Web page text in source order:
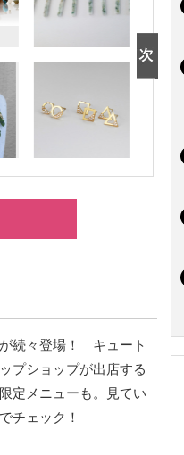
続々登場！ キュート
プショップが出店する
定メニューも。見てい
チェック！